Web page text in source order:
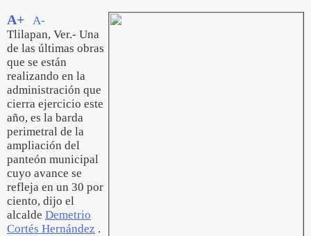
A+
A-
Tlilapan, Ver.- Una
de las últimas obras
que se están
realizando en la
administración que
cierra ejercicio este
año, es la barda
perimetral de la
ampliación del
panteón municipal
cuyo avance se
refleja en un 30 por
ciento, dijo el
alcalde Demetrio
Cortés Hernández .